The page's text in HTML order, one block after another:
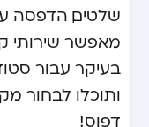
שלטים, הדפסה
מאפשר שירותי
בעיקר עבור
ותוכלו לבחור
דפוס!